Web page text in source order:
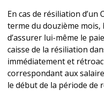
En cas de résiliation d’un
terme du douzième mois,
d’assurer lui-même le
caisse de la résiliation
immédiatement et
correspondant aux
le début de la période de